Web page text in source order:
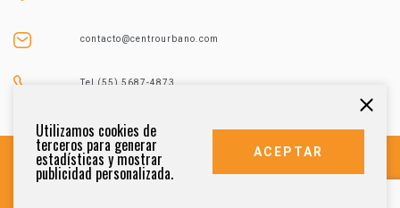
contacto@centrourbano.com
Tel (55) 5687-4873
Utilizamos cookies de
terceros para generar
estadísticas y mostrar
publicidad personalizada.
ACEPTAR